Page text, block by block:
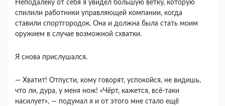
Неподалеку от себя я увидел большую ветку, которую
спилили работники управляющей компании, когда
ставили спортгородок. Она и должна была стать моим
оружием в случае возможной схватки.
Я снова прислушался.
― Хватит! Отпусти, кому говорят, успокойся, не видишь,
что ли, дура, у меня нож! «Чёрт, кажется, всё-таки
насилует», ― подумал я и от этого мне стало ещё